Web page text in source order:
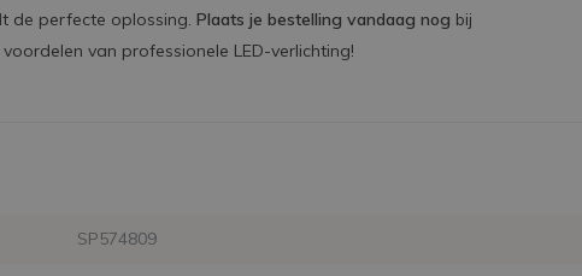
de perfecte oplossing. Plaats je bestelling vandaag nog bij
van professionele LED-verlichting!
SP574809